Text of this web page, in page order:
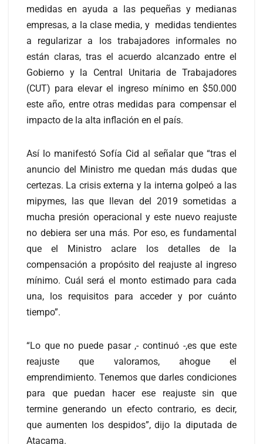
medidas en ayuda a las pequeñas y medianas
empresas, a la clase media, y medidas tendientes
a regularizar a los trabajadores informales no
están claras, tras el acuerdo alcanzado entre el
Gobierno y la Central Unitaria de Trabajadores
(CUT) para elevar el ingreso mínimo en $50.000
este año, entre otras medidas para compensar el
impacto de la alta inflación en el país.
Así lo manifestó Sofía Cid al señalar que “tras el
anuncio del Ministro me quedan más dudas que
certezas. La crisis externa y la interna golpeó a las
mipymes, las que llevan del 2019 sometidas a
mucha presión operacional y este nuevo reajuste
no debiera ser una más. Por eso, es fundamental
que el Ministro aclare los detalles de la
compensación a propósito del reajuste al ingreso
mínimo. Cuál será el monto estimado para cada
una, los requisitos para acceder y por cuánto
tiempo”.
“Lo que no puede pasar ,- continuó -,es que este
reajuste que valoramos, ahogue el
emprendimiento. Tenemos que darles condiciones
para que puedan hacer ese reajuste sin que
termine generando un efecto contrario, es decir,
que aumenten los despidos”, dijo la diputada de
Atacama.